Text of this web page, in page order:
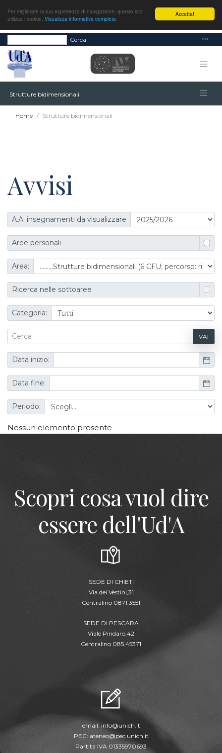
Accetta!
Per migliorare la tua esperienza di navigazione, questo sito
utilizza i cookie. Visualizza informativa completa
Cerca
Strutture bidimensionali
Home Strutture bidimensionali
Avvisi
A.A. insegnamenti da visualizzare
Aree personali
Area:
Ricerca nelle sottoaree
Categoria:
VAI
Data inizio:
Data fine:
Periodo:
Nessun elemento presente
Scopri cosa vuol dire
essere dell'Ud'A
SEDE DI CHIETI
Via dei Vestini,31
Centralino 0871.3551
SEDE DI PESCARA
Viale Pindaro,42
Centralino 085.45371
email:info@unich.it
PEC: ateneo@pec.unich.it
Partita IVA 01335970693